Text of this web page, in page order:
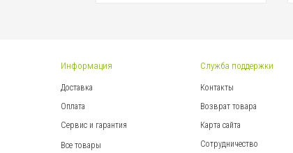
Информация
Доставка
Оплата
Сервис и гарантия
Все товары
Служба поддержки
Контакты
Возврат товара
Карта сайта
Сотрудничество